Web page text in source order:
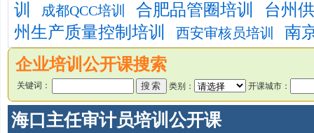
训 成都QCC培训 合肥品管圈培训
台州
州生产质量控制培训
西安审核员培训
南
企业培训公开课搜索
关键词： 类别： 开课城市：
海口主任审计员培训公开课